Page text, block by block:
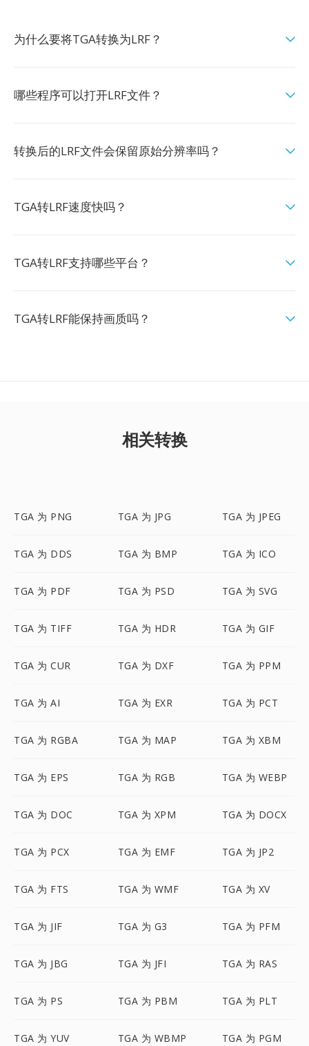
为什么要将TGA转换为LRF？
哪些程序可以打开LRF文件？
转换后的LRF文件会保留原始分辨率吗？
TGA转LRF速度快吗？
TGA转LRF支持哪些平台？
TGA转LRF能保持画质吗？
相关转换
TGA 为 PNG TGA 为 JPG TGA 为 JPEG
TGA 为 DDS TGA 为 BMP TGA 为 ICO
TGA 为 PDF TGA 为 PSD TGA 为 SVG
TGA 为 TIFF TGA 为 HDR TGA 为 GIF
TGA 为 CUR TGA 为 DXF TGA 为 PPM
TGA 为 AI TGA 为 EXR TGA 为 PCT
TGA 为 RGBA TGA 为 MAP TGA 为 XBM
TGA 为 EPS TGA 为 RGB TGA 为 WEBP
TGA 为 DOC TGA 为 XPM TGA 为 DOCX
TGA 为 PCX TGA 为 EMF TGA 为 JP2
TGA 为 FTS TGA 为 WMF TGA 为 XV
TGA 为 JIF TGA 为 G3 TGA 为 PFM
TGA 为 JBG TGA 为 JFI TGA 为 RAS
TGA 为 PS TGA 为 PBM TGA 为 PLT
TGA 为 YUV TGA 为 WBMP TGA 为 PGM